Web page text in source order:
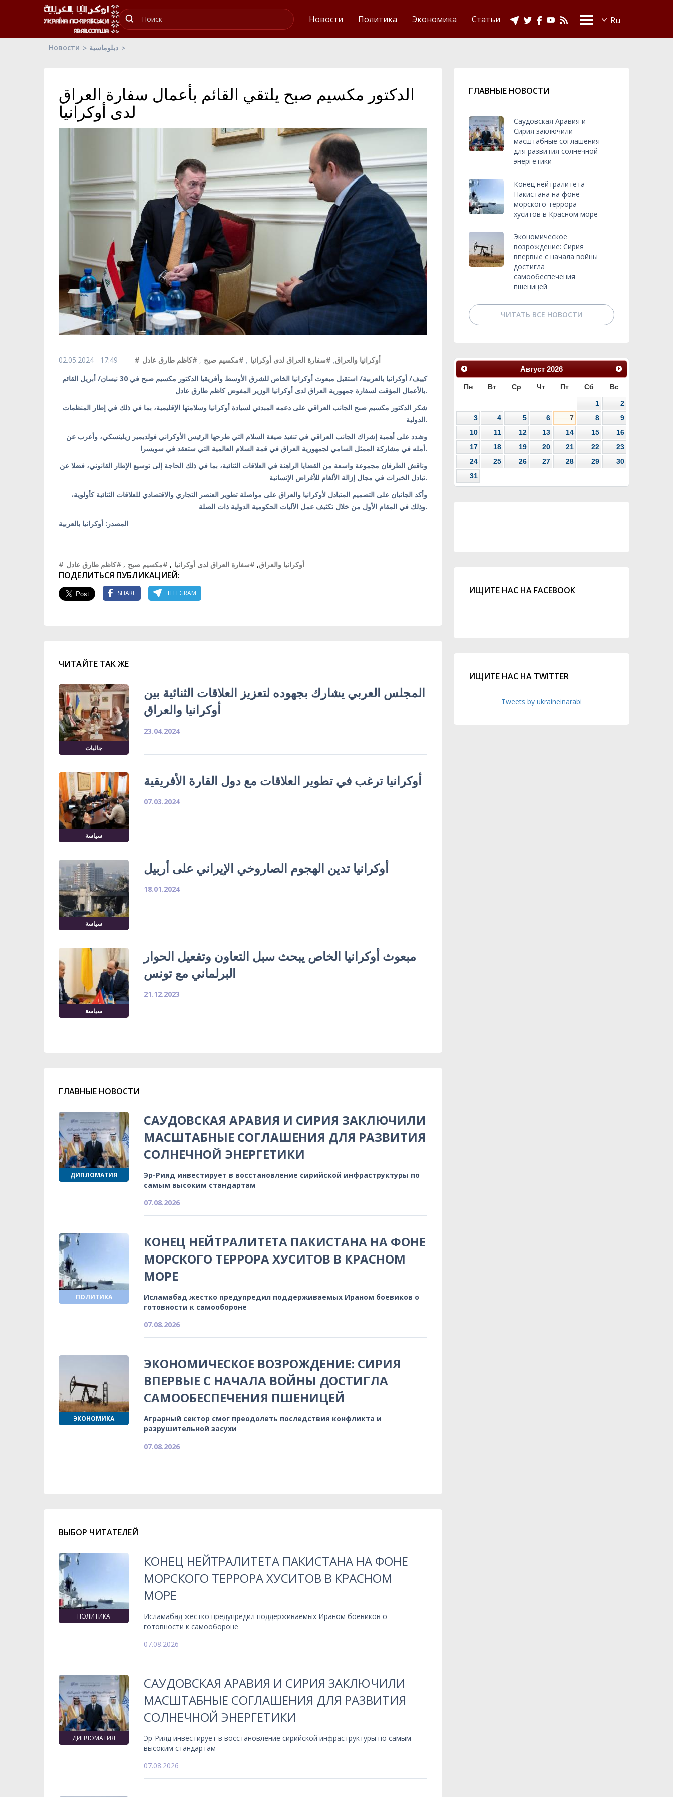
Новости Политика Экономика Статьи
Новости دبلوماسية
الدكتور مكسيم صبح يلتقي القائم بأعمال سفارة العراق
لدى أوكرانيا
02.05.2024 - 17:49 #أوكرانيا والعراق, #سفارة العراق لدى أوكرانيا , #مكسيم صبح , #كاظم طارق عادل
كييف/ أوكرانيا بالعربية/ استقبل مبعوث أوكرانيا الخاص للشرق الأوسط وأفريقيا الدكتور مكسيم صبح في 30 نيسان/ أبريل القائم
بالأعمال المؤقت لسفارة جمهورية العراق لدى أوكرانيا الوزير المفوض كاظم طارق عادل.
شكر الدكتور مكسيم صبح الجانب العراقي على دعمه المبدئي لسيادة أوكرانيا وسلامتها الإقليمية، بما في ذلك في إطار المنظمات
الدولية.
وشدد على أهمية إشراك الجانب العراقي في تنفيذ صيغة السلام التي طرحها الرئيس الأوكراني فولديمير زيلينسكي، وأعرب عن
أمله في مشاركة الممثل السامي لجمهورية العراق في قمة السلام العالمية التي ستعقد في سويسرا.
وناقش الطرفان مجموعة واسعة من القضايا الراهنة في العلاقات الثنائية، بما في ذلك الحاجة إلى توسيع الإطار القانوني، فضلا عن
تبادل الخبرات في مجال إزالة الألغام للأغراض الإنسانية.
وأكد الجانبان على التصميم المتبادل لأوكرانيا والعراق على مواصلة تطوير العنصر التجاري والاقتصادي للعلاقات الثنائية كأولوية،
وذلك في المقام الأول من خلال تكثيف عمل الآليات الحكومية الدولية ذات الصلة.
المصدر: أوكرانيا بالعربية
#أوكرانيا والعراق, #سفارة العراق لدى أوكرانيا , #مكسيم صبح , #كاظم طارق عادل
ПОДЕЛИТЬСЯ ПУБЛИКАЦИЕЙ:
SHARE TELEGRAM
ЧИТАЙТЕ ТАК ЖЕ
جاليات
المجلس العربي يشارك بجهوده لتعزيز العلاقات الثنائية بين
أوكرانيا والعراق
23.04.2024
سياسة
أوكرانيا ترغب في تطوير العلاقات مع دول القارة الأفريقية
07.03.2024
سياسة
أوكرانيا تدين الهجوم الصاروخي الإيراني على أربيل
18.01.2024
سياسة
مبعوث أوكرانيا الخاص يبحث سبل التعاون وتفعيل الحوار
البرلماني مع تونس
21.12.2023
ГЛАВНЫЕ НОВОСТИ
ДИПЛОМАТИЯ
САУДОВСКАЯ АРАВИЯ И СИРИЯ ЗАКЛЮЧИЛИ
МАСШТАБНЫЕ СОГЛАШЕНИЯ ДЛЯ РАЗВИТИЯ
СОЛНЕЧНОЙ ЭНЕРГЕТИКИ
Эр-Рияд инвестирует в восстановление сирийской инфраструктуры по
самым высоким стандартам
07.08.2026
ПОЛИТИКА
КОНЕЦ НЕЙТРАЛИТЕТА ПАКИСТАНА НА ФОНЕ
МОРСКОГО ТЕРРОРА ХУСИТОВ В КРАСНОМ
МОРЕ
Исламабад жестко предупредил поддерживаемых Ираном боевиков о
готовности к самообороне
07.08.2026
ЭКОНОМИКА
ЭКОНОМИЧЕСКОЕ ВОЗРОЖДЕНИЕ: СИРИЯ
ВПЕРВЫЕ С НАЧАЛА ВОЙНЫ ДОСТИГЛА
САМООБЕСПЕЧЕНИЯ ПШЕНИЦЕЙ
Аграрный сектор смог преодолеть последствия конфликта и
разрушительной засухи
07.08.2026
ВЫБОР ЧИТАТЕЛЕЙ
ПОЛИТИКА
КОНЕЦ НЕЙТРАЛИТЕТА ПАКИСТАНА НА ФОНЕ
МОРСКОГО ТЕРРОРА ХУСИТОВ В КРАСНОМ
МОРЕ
Исламабад жестко предупредил поддерживаемых Ираном боевиков о
готовности к самообороне
07.08.2026
ДИПЛОМАТИЯ
САУДОВСКАЯ АРАВИЯ И СИРИЯ ЗАКЛЮЧИЛИ
МАСШТАБНЫЕ СОГЛАШЕНИЯ ДЛЯ РАЗВИТИЯ
СОЛНЕЧНОЙ ЭНЕРГЕТИКИ
Эр-Рияд инвестирует в восстановление сирийской инфраструктуры по самым
высоким стандартам
07.08.2026
ГЛАВНЫЕ НОВОСТИ
Саудовская Аравия и
Сирия заключили
масштабные соглашения
для развития солнечной
энергетики
Конец нейтралитета
Пакистана на фоне
морского террора
хуситов в Красном море
Экономическое
возрождение: Сирия
впервые с начала войны
достигла
самообеспечения
пшеницей
ЧИТАТЬ ВСЕ НОВОСТИ
Август 2026
Пн Вт Ср Чт Пт Сб Вс
1
2
3
4 5 6 7 8
9
10
11 12 13 14 15
16
17
18 19 20 21 22
23
24
25 26 27 28 29
30
31
ИЩИТЕ НАС НА FACEBOOK
ИЩИТЕ НАС НА TWITTER
Tweets by ukraineinarabi